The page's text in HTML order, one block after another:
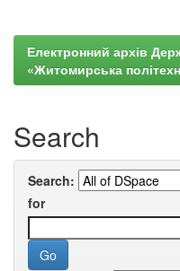
Електронний архів
«Житомирська
Search
Search:
for